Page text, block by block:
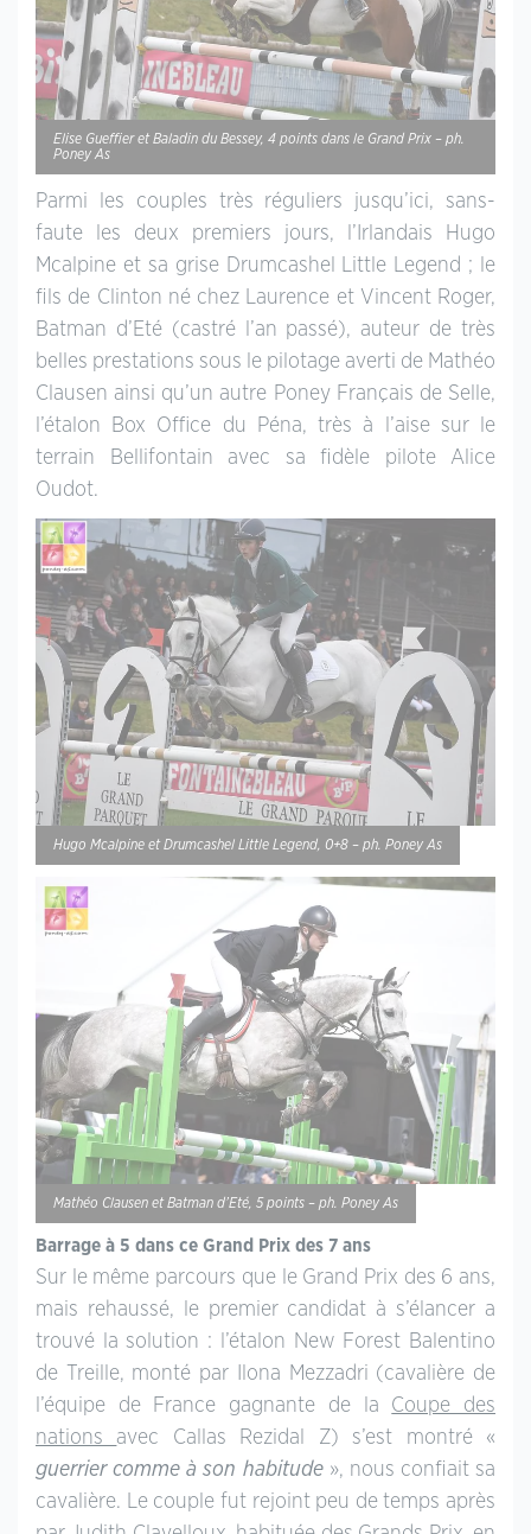
Elise Gueffier et Baladin du Bessey, 4 points dans le Grand Prix – ph.
Poney As
Parmi les couples très réguliers jusqu’ici, sans-
faute les deux premiers jours, l’Irlandais Hugo
Mcalpine et sa grise Drumcashel Little Legend ; le
fils de Clinton né chez Laurence et Vincent Roger,
Batman d’Eté (castré l’an passé), auteur de très
belles prestations sous le pilotage averti de Mathéo
Clausen ainsi qu’un autre Poney Français de Selle,
l’étalon Box Office du Péna, très à l’aise sur le
terrain Bellifontain avec sa fidèle pilote Alice
Oudot.
Hugo Mcalpine et Drumcashel Little Legend, 0+8 – ph. Poney As
Mathéo Clausen et Batman d’Eté, 5 points – ph. Poney As
Barrage à 5 dans ce Grand Prix des 7 ans
Sur le même parcours que le Grand Prix des 6 ans,
mais rehaussé, le premier candidat à s’élancer a
trouvé la solution : l’étalon New Forest Balentino
de Treille, monté par Ilona Mezzadri (cavalière de
l’équipe de France gagnante de la Coupe des
nations avec Callas Rezidal Z) s’est montré «
guerrier comme à son habitude», nous confiait sa
cavalière. Le couple fut rejoint peu de temps après